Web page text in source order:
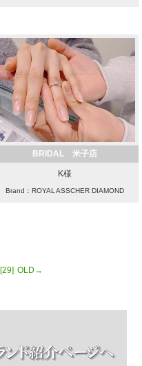
BRIDAL 米子店
K様
Brand：ROYAL ASSCHER DIAMOND
[29] OLD→